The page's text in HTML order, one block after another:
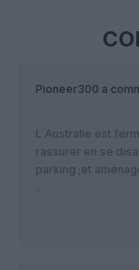
Pioneer300 a
L Australie est
rassurer en se
parking ;et
..